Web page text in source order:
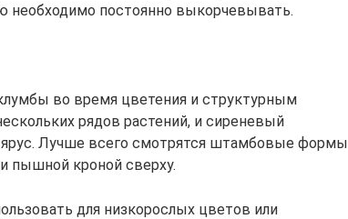
необходимо постоянно выкорчевывать.
во время цветения и структурным
рядов растений, и сиреневый
ярус. Лучше всего смотрятся штамбовые формы
пышной кроной сверху.
для низкорослых цветов или